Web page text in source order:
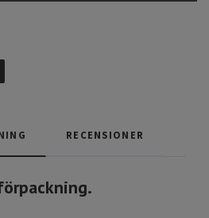
RECENSIONER